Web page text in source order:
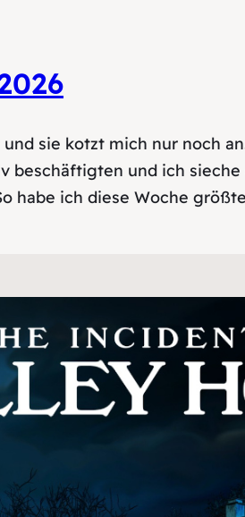
sie kotzt mich nur noch
und ich
habe ich diese Woche